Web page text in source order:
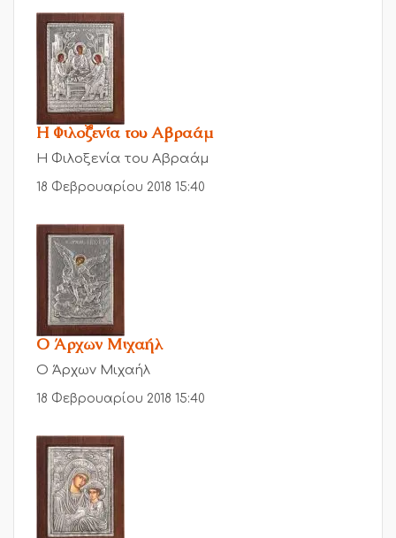
Η Φιλοξενία του Αβραάμ
Η Φιλοξενία του Αβραάμ
18 Φεβρουαρίου 2018 15:40
Ο Άρχων Μιχαήλ
Ο Άρχων Μιχαήλ
18 Φεβρουαρίου 2018 15:40